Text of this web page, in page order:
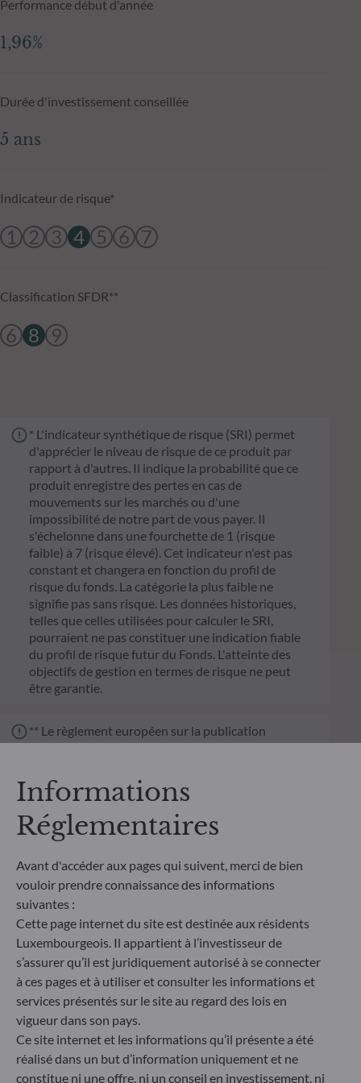
Performance début d'année
1,96%
Durée d'investissement conseillée
5 ans
Indicateur de risque*
1 2 3 4 5 6 7
Classification SFDR**
6 8 9
* L'indicateur synthétique de risque (SRI) permet
d'apprécier le niveau de risque de ce produit par
rapport à d'autres. Il indique la probabilité que ce
produit enregistre des pertes en cas de
mouvements sur les marchés ou d'une
impossibilité de notre part de vous payer. Il
s'échelonne dans une fourchette de 1 (risque
faible) à 7 (risque élevé). Cet indicateur n'est pas
constant et changera en fonction du profil de
risque du fonds. La catégorie la plus faible ne
signifie pas sans risque. Les données historiques,
telles que celles utilisées pour calculer le SRI,
pourraient ne pas constituer une indication fiable
du profil de risque futur du Fonds. L'atteinte des
objectifs de gestion en termes de risque ne peut
être garantie.
** Le règlement européen sur la publication
d’informations en matière de durabilité dans le
ensemble de règles européennes visant à rendre le
profil de durabilité des fonds transparent, plus
comparable et davantage compréhensible par les
investisseurs finaux. Article 6 : L'équipe de gestion
les effets négatifs des décisions d'investissement
sur les facteurs de durabilité dans le processus de
décision d'investissement. Article 8 : L'équipe de
gestion traite les risques de durabilité en intégrant
des critères ESG (Environnement et/ou Social et/ou
Gouvernance) dans son processus de décision
d'investissement. Article 9 : L'équipe de gestion suit
un objectif d'investissement durable strict qui
contribue de manière significative aux défis de la
transition écologique, et traite les risques de
durabilité par le biais de notations fournies par le
fournisseur externe de données ESG de la société
Informations
Réglementaires
Avant d'accéder aux pages qui suivent, merci de bien
vouloir prendre connaissance des informations
suivantes :
Cette page internet du site est destinée aux résidents
Luxembourgeois. Il appartient à l’investisseur de
s’assurer qu’il est juridiquement autorisé à se connecter
à ces pages et à utiliser et consulter les informations et
services présentés sur le site au regard des lois en
vigueur dans son pays.
Ce site internet et les informations qu’il présente a été
réalisé dans un but d’information uniquement et ne
constitue ni une offre, ni un conseil en investissement, ni